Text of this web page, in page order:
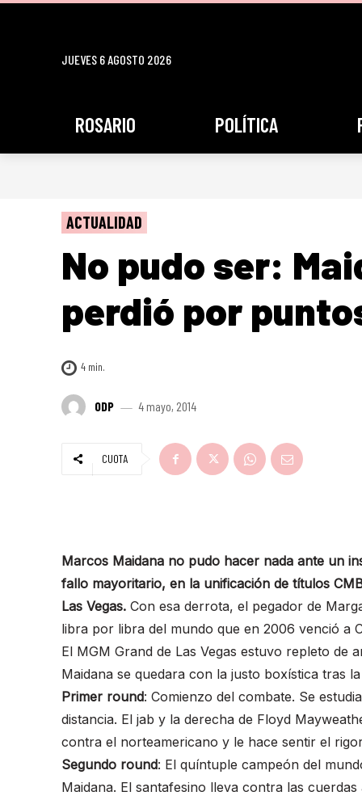
JUEVES 6 AGOSTO 2026
ROSARIO POLÍTICA
ACTUALIDAD
No pudo ser:
perdió por
4 min.
ODP 4 mayo, 2014
CUOTA
Marcos Maidana no pudo hacer nada ante un
fallo mayoritario, en la unificación de títulos
Las Vegas. Con esa derrota, el pegador de
libra por libra del mundo que en 2006 venció a
El MGM Grand de Las Vegas estuvo repleto
Maidana se quedara con la justo boxística tras
Primer round: Comienzo del combate. Se
distancia. El jab y la derecha de Floyd
contra el norteamericano y le hace sentir el
Segundo round: El quíntuple campeón del
Maidana. El santafesino lleva contra las